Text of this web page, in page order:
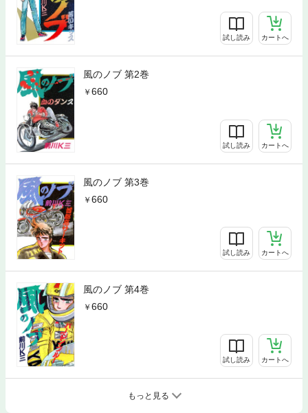
試し読み カートへ
風のノブ 第2巻
660
試し読み カートへ
風のノブ 第3巻
660
試し読み カートへ
風のノブ 第4巻
660
試し読み カートへ
もっと見る